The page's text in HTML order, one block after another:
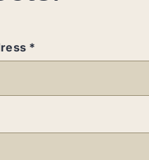
*